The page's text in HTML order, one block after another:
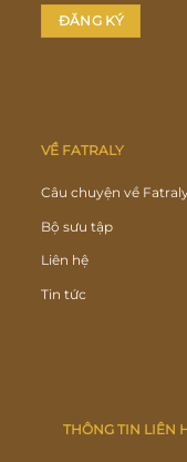
VỀ FATRALY
Câu chuyện về
Bộ sưu tập
Liên hệ
Tin tức
THÔNG TIN LIÊN